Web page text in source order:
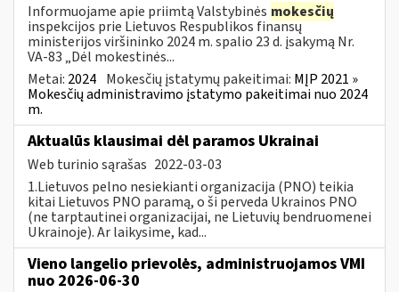
Informuojame apie priimtą Valstybinės mokesčių
inspekcijos prie Lietuvos Respublikos finansų
ministerijos viršininko 2024 m. spalio 23 d. įsakymą Nr.
VA-83 „Dėl mokestinės...
Metai: 2024 Mokesčių įstatymų pakeitimai: MĮP 2021 »
Mokesčių administravimo įstatymo pakeitimai nuo 2024
m.
Aktualūs klausimai dėl paramos Ukrainai
Web turinio sąrašas 2022-03-03
1.Lietuvos pelno nesiekianti organizacija (PNO) teikia
kitai Lietuvos PNO paramą, o ši perveda Ukrainos PNO
(ne tarptautinei organizacijai, ne Lietuvių bendruomenei
Ukrainoje). Ar laikysime, kad...
Vieno langelio prievolės, administruojamos VMI
nuo 2026-06-30